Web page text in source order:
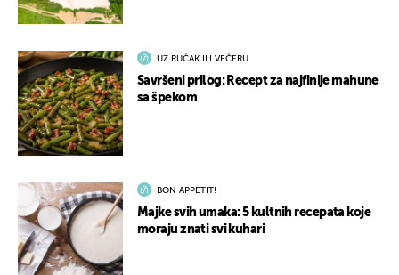
UZ RUČAK ILI VEČERU
Savršeni prilog: Recept za najfinije mahune
sa špekom
BON APPETIT!
Majke svih umaka: 5 kultnih recepata koje
moraju znati svi kuhari